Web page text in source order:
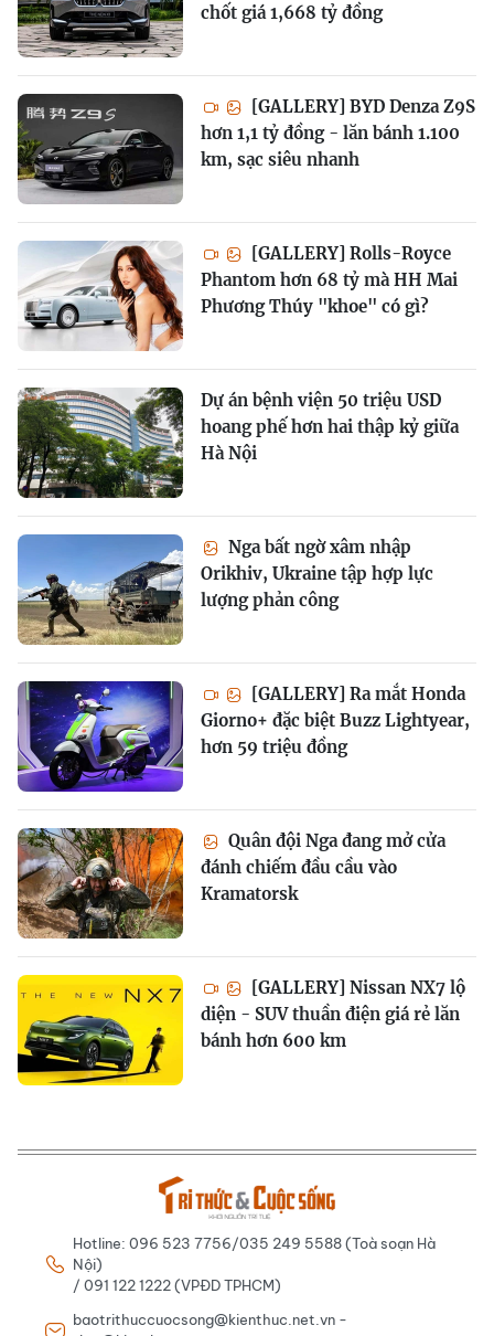
chốt giá 1,668 tỷ đồng
[GALLERY] BYD Denza Z9S
hơn 1,1 tỷ đồng - lăn bánh 1.100
km, sạc siêu nhanh
[GALLERY] Rolls-Royce
Phantom hơn 68 tỷ mà HH Mai
Phương Thúy "khoe" có gì?
Dự án bệnh viện 50 triệu USD
hoang phế hơn hai thập kỷ giữa
Hà Nội
Nga bất ngờ xâm nhập
Orikhiv, Ukraine tập hợp lực
lượng phản công
[GALLERY] Ra mắt Honda
Giorno+ đặc biệt Buzz Lightyear,
hơn 59 triệu đồng
Quân đội Nga đang mở cửa
đánh chiếm đầu cầu vào
Kramatorsk
[GALLERY] Nissan NX7 lộ
diện - SUV thuần điện giá rẻ lăn
bánh hơn 600 km
Hotline: 096 523 7756/035 249 5588 (Toà soạn Hà
Nội)
/ 091 122 1222 (VPĐD TPHCM)
baotrithuccuocsong@kienthuc.net.vn -